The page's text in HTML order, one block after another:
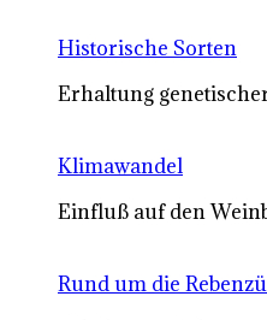
Historische Sorten
Erhaltung
Klimawandel
Einfluß auf den
Rund um die